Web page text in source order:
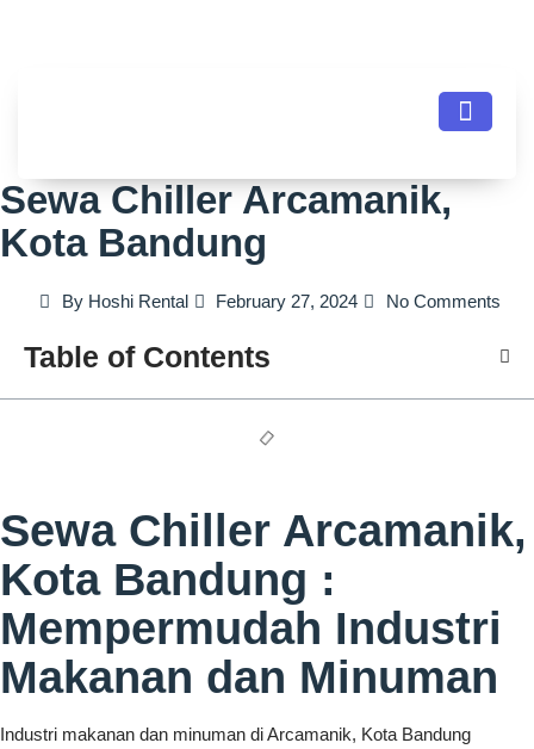
Sewa Chiller Arcamanik,
Kota Bandung
ByHoshi Rental February 27, 2024 No Comments
Table of Contents
Sewa Chiller Arcamanik,
Kota Bandung :
Mempermudah Industri
Makanan dan Minuman
Industri makanan dan minuman di Arcamanik, Kota Bandung